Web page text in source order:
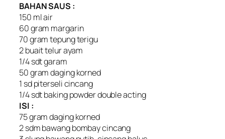
BAHAN SAUS :
150 ml air
60 gram margarin
70 gram tepung terigu
2 buait telur ayam
1/4 sdt garam
50 gram daging korned
1 sd piterseli cincang
1/4 sdt baking powder double acting
ISI :
75 gram daging korned
2 sdm bawang bombay cincang